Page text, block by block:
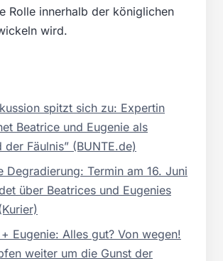
Rolle innerhalb der königlichen
wird.
spitzt sich zu: Expertin
Beatrice und Eugenie als
der Fäulnis” (BUNTE.de)
Degradierung: Termin am 16. Juni
über Beatrices und Eugenies
Eugenie: Alles gut? Von wegen!
weiter um die Gunst der